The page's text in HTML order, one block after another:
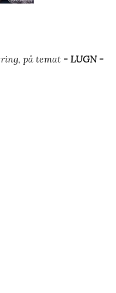
på temat - LUGN -